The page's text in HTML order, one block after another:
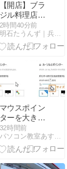
【開店】ブラ
ジル料理店
「BRAZIL DE
FILIPPIS」が
ェノバライ
ープンして
2時間40分前
明石たうんず｜兵庫県明石市ローカル情報を毎日配信
マウスポイン
ターを大きく
する
32時間前
パソコン教室あすなろブログ | 明石市、西明石のパソコン教…